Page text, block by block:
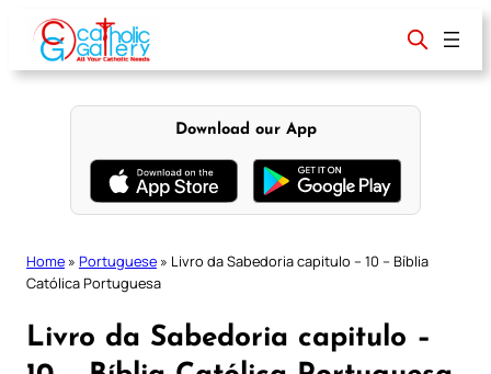
content
Download our App
Home » Portuguese » Livro da Sabedoria capitulo – 10 – Bíblia
Católica Portuguesa
Livro da Sabedoria capitulo –